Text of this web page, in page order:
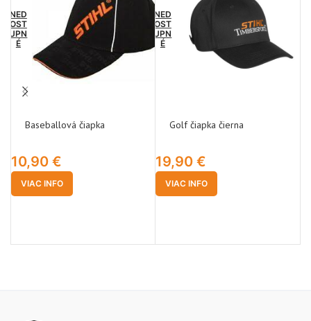
NED
OST
UPN
É
Baseballová čiapka
10,90 €
VIAC INFO
NED
OST
UPN
É
Golf čiapka čierna
19,90 €
VIAC INFO